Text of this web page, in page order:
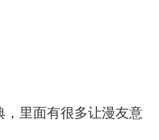
，里面有很多让漫友意